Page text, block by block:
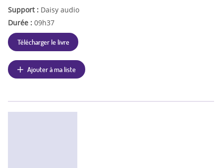
Support : Daisy audio
Durée : 09h37
Télécharger le livre
Ajouter à ma liste